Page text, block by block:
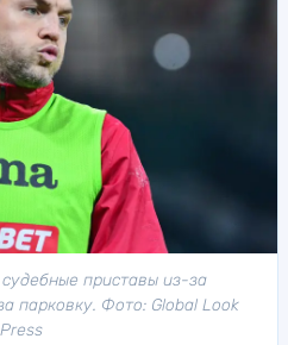
приставы из-за
парковку. Фото: Global Look
Press